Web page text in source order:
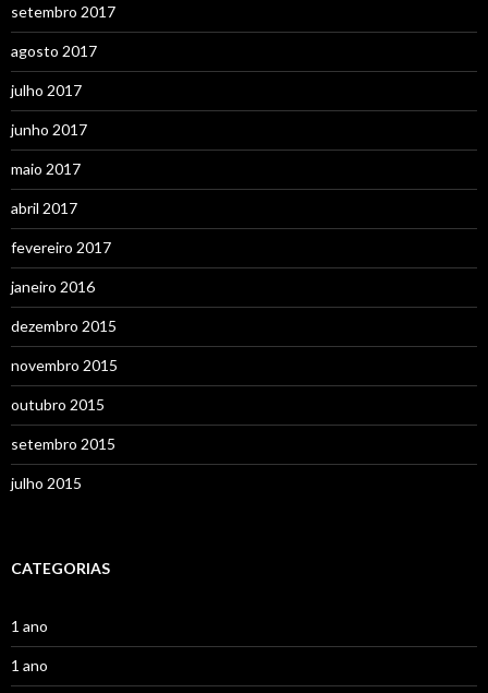
setembro 2017
agosto 2017
julho 2017
junho 2017
maio 2017
abril 2017
fevereiro 2017
janeiro 2016
dezembro 2015
novembro 2015
outubro 2015
setembro 2015
julho 2015
CATEGORIAS
1 ano
1 ano